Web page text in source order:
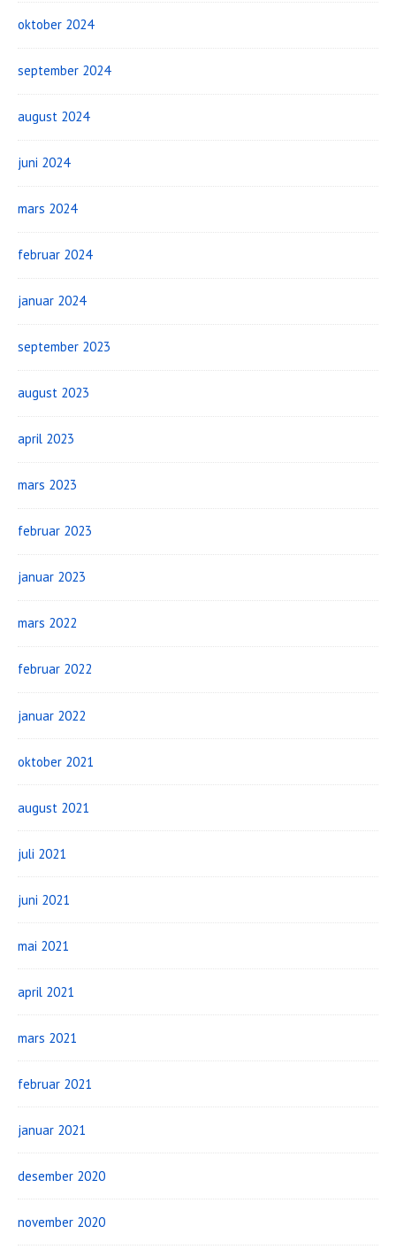
oktober 2024
september 2024
august 2024
juni 2024
mars 2024
februar 2024
januar 2024
september 2023
august 2023
april 2023
mars 2023
februar 2023
januar 2023
mars 2022
februar 2022
januar 2022
oktober 2021
august 2021
juli 2021
juni 2021
mai 2021
april 2021
mars 2021
februar 2021
januar 2021
desember 2020
november 2020